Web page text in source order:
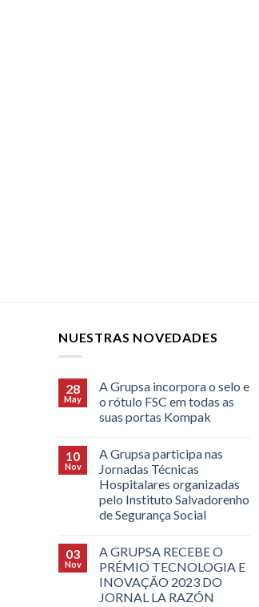
NUESTRAS NOVEDADES
28
May
A Grupsa incorpora o selo e
o rótulo FSC em todas as
suas portas Kompak
10
Nov
A Grupsa participa nas
Jornadas Técnicas
Hospitalares organizadas
pelo Instituto Salvadorenho
de Segurança Social
03
Nov
A GRUPSA RECEBE O
PRÉMIO TECNOLOGIA E
INOVAÇÃO 2023 DO
JORNAL LA RAZÓN